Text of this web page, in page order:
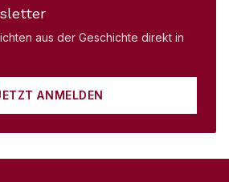
aus der Geschichte direkt in
ANMELDEN